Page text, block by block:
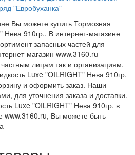
"Евробуханка"
Вы можете купить Тормозная
Нева 910гр.. В интернет-магазине
запасных частей для
магазин www.3160.ru
частным лицам так и организациям.
Luxe "OILRIGHT" Нева 910гр.
и оформить заказ. Наши
для уточнения заказа и доставки.
Luxe "OILRIGHT" Нева 910гр. в
www.3160.ru, Вы можете быть